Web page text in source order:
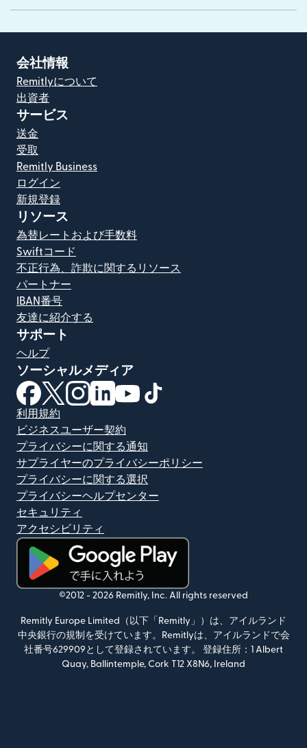
会社情報
Remitlyについて
出資者
サービス
送金
受取
Remitly Business
ログイン
新規登録
リソース
為替レートおよび手数料
Swiftコード
不正行為、詐欺に関するリソース
パートナー
IBAN番号
友達に紹介する
サポート
ヘルプ
ソーシャルメディア
（別ウィンドウで開きます）
（別ウィンドウで開きます）
（別ウィンドウで開きます）
（別ウィンドウで開きます）
（別ウィンドウで開きます）
利用規約
ビジネスユーザー契約
プライバシーに関する通知
サプライヤーのプライバシーポリシー
プライバシーに関する選択
プライバシーヘルプセンター
セキュリティ
アクセシビリティ
（別ウィンドウで開きます）
©2012 - 2026 Remitly, Inc. All rights reserved
Remitly Europe Limited（以下「Remitly」）は、アイルランド
中央銀行の規制を受けています。Remitlyは、アイルランドで会
社番号629909として登録されています。 登録住所：1 Albert
Quay, Ballintemple, Cork T12 X8N6, Ireland